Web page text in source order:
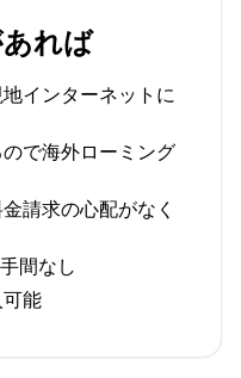
れば
インターネットに
で海外ローミング
請求の心配がなく
間なし
能